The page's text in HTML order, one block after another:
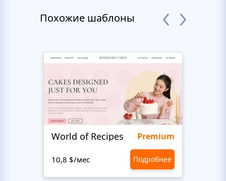
Похожие шаблоны
World of Recipes Premium
10,8 $/мес Подробнее